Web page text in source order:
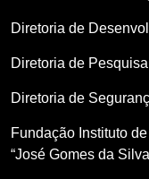
Diretoria de
Diretoria de
Diretoria de
Fundação Instituto
“José Gomes da